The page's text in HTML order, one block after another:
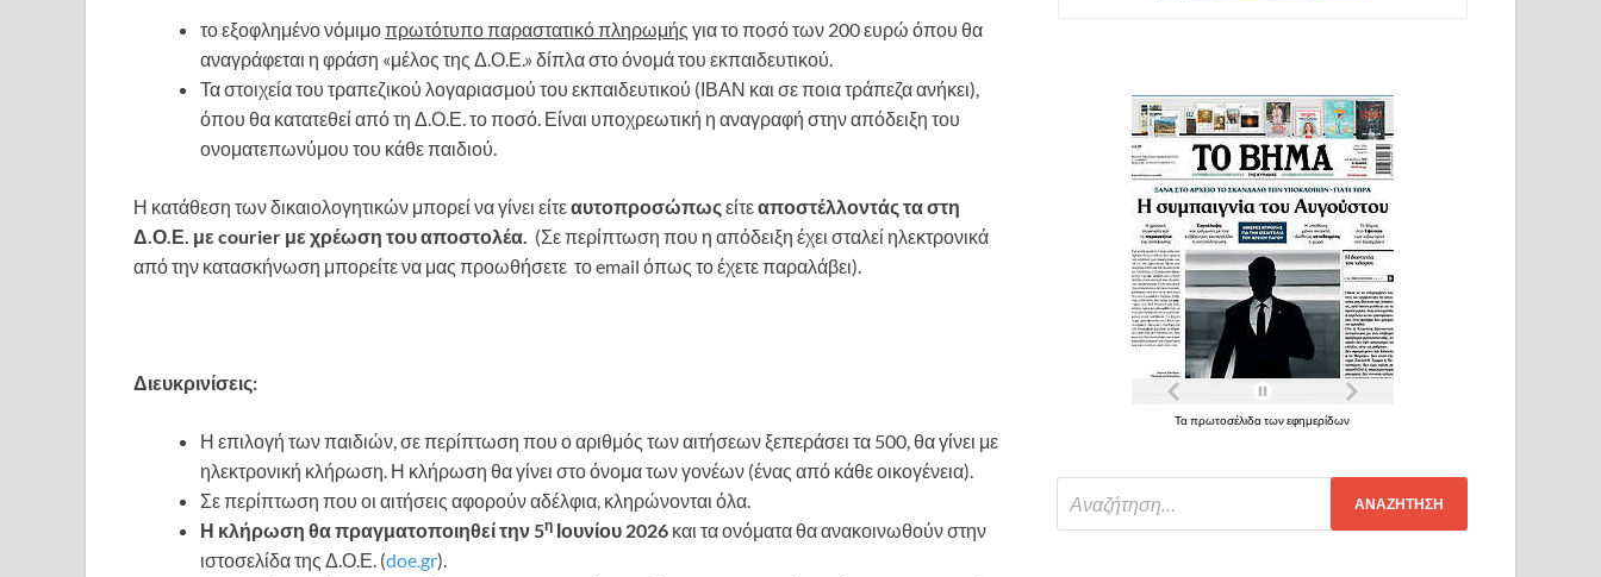
το εξοφλημένο νόμιμοπρωτότυπο παραστατικό πληρωμής για το ποσό των 200 ευρώ όπου θα
αναγράφεται η φράση «μέλος της Δ.Ο.Ε.» δίπλα στο όνομά του εκπαιδευτικού.
Τα στοιχεία του τραπεζικού λογαριασμού του εκπαιδευτικού (ΙΒΑΝ και σε ποια τράπεζα ανήκει),
όπου θα κατατεθεί από τη Δ.Ο.Ε. το ποσό. Είναι υποχρεωτική η αναγραφή στην απόδειξη του
ονοματεπωνύμου του κάθε παιδιού.
Η κατάθεση των δικαιολογητικών μπορεί να γίνει είτεαυτοπροσώπωςείτεαποστέλλοντάς τα στη
Δ.Ο.Ε. με courier με χρέωση του αποστολέα. (Σε περίπτωση που η απόδειξη έχει σταλεί ηλεκτρονικά
από την κατασκήνωση μπορείτε να μας προωθήσετε το email όπως το έχετε παραλάβει).
Διευκρινίσεις:
Η επιλογή των παιδιών, σε περίπτωση που ο αριθμός των αιτήσεων ξεπεράσει τα 500, θα γίνει με
ηλεκτρονική κλήρωση. Η κλήρωση θα γίνει στο όνομα των γονέων (ένας από κάθε οικογένεια).
Σε περίπτωση που οι αιτήσεις αφορούν αδέλφια, κληρώνονται όλα.
Η κλήρωση θα πραγματοποιηθεί την 5η Ιουνίου 2026 και τα ονόματα θα ανακοινωθούν στην
ιστοσελίδα της Δ.Ο.Ε. (doe.gr).
Τα πρωτοσέλιδα των εφημερίδων